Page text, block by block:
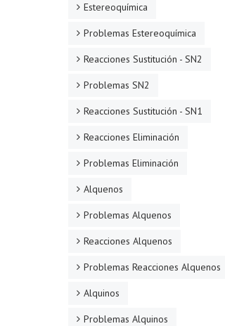
Estereoquímica
Problemas Estereoquímica
Reacciones Sustitución - SN2
Problemas SN2
Reacciones Sustitución - SN1
Reacciones Eliminación
Problemas Eliminación
Alquenos
Problemas Alquenos
Reacciones Alquenos
Problemas Reacciones Alquenos
Alquinos
Problemas Alquinos